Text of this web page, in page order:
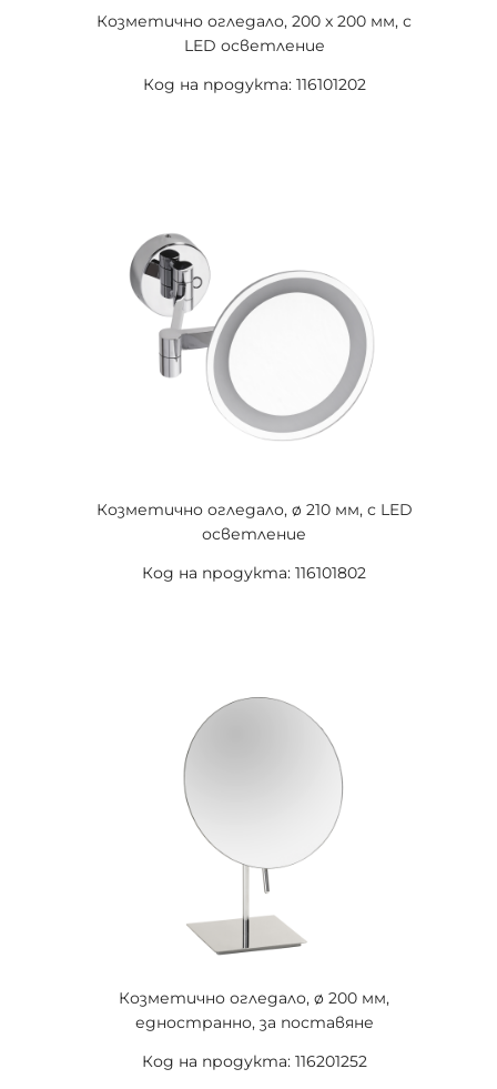
Козметично огледало, 200 x 200 мм, с
LED осветление
Код на продукта: 116101202
Козметично огледало, ø 210 мм, с LED
осветление
Код на продукта: 116101802
Козметично огледало, ø 200 мм,
едностранно, за поставяне
Код на продукта: 116201252